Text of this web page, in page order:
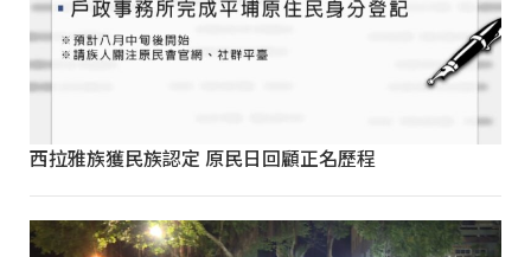
西拉雅族獲民族認定 原民日回顧正名歷程